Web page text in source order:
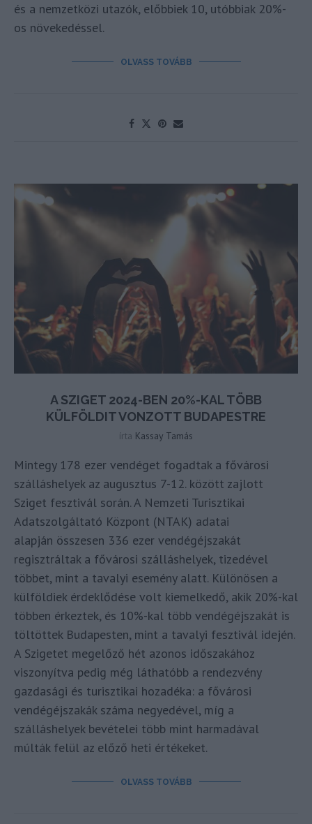
és a nemzetközi utazók, előbbiek 10, utóbbiak 20%-
os növekedéssel.
OLVASS TOVÁBB
A SZIGET 2024-BEN 20%-KAL TÖBB
KÜLFÖLDIT VONZOTT BUDAPESTRE
írta Kassay Tamás
Mintegy 178 ezer vendéget fogadtak a fővárosi
szálláshelyek az augusztus 7-12. között zajlott
Sziget fesztivál során. A Nemzeti Turisztikai
Adatszolgáltató Központ (NTAK) adatai
alapján összesen 336 ezer vendégéjszakát
regisztráltak a fővárosi szálláshelyek, tizedével
többet, mint a tavalyi esemény alatt. Különösen a
külföldiek érdeklődése volt kiemelkedő, akik 20%-kal
többen érkeztek, és 10%-kal több vendégéjszakát is
töltöttek Budapesten, mint a tavalyi fesztivál idején.
A Szigetet megelőző hét azonos időszakához
viszonyítva pedig még láthatóbb a rendezvény
gazdasági és turisztikai hozadéka: a fővárosi
vendégéjszakák száma negyedével, míg a
szálláshelyek bevételei több mint harmadával
múlták felül az előző heti értékeket.
OLVASS TOVÁBB